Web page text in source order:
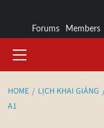
Forums
Members
HOME LỊCH KHAI GIẢNG
A1